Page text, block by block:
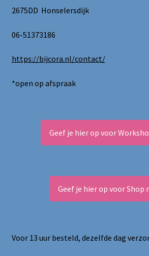
2675DD Honselersdijk
06-51373186
https://bijcora.nl/contact/
*open op afspraak
Geef je hier op voor
Geef je hier op voor Shop
Voor 13 uur besteld, dezelfde dag